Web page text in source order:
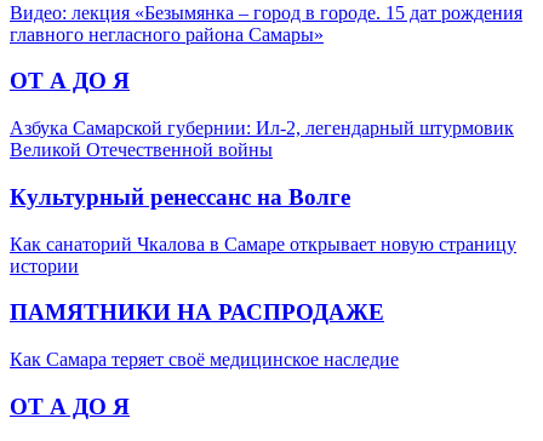
Видео: лекция «Безымянка – город в городе. 15 дат рождения
главного негласного района Самары»
ОТ А ДО Я
Азбука Самарской губернии: Ил-2, легендарный штурмовик
Великой Отечественной войны
Культурный ренессанс на Волге
Как санаторий Чкалова в Самаре открывает новую страницу
истории
ПАМЯТНИКИ НА РАСПРОДАЖЕ
Как Самара теряет своё медицинское наследие
ОТ А ДО Я